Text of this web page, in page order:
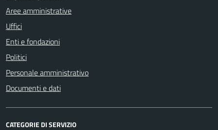
Aree amministrative
Uffici
Enti e fondazioni
Politici
Personale amministrativo
Documenti e dati
CATEGORIE DI SERVIZIO